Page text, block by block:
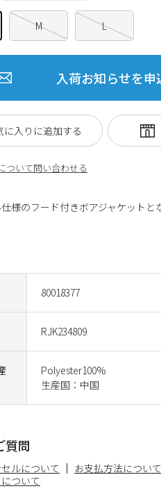
80018377
RJK234809
Polyester100%
生産国：中国
M L
入荷お知らせを申
ついて問い合わせる
に入りに追加する
様のフード付きボアジャケットと
質問
ルについて お支払方法について
ついて